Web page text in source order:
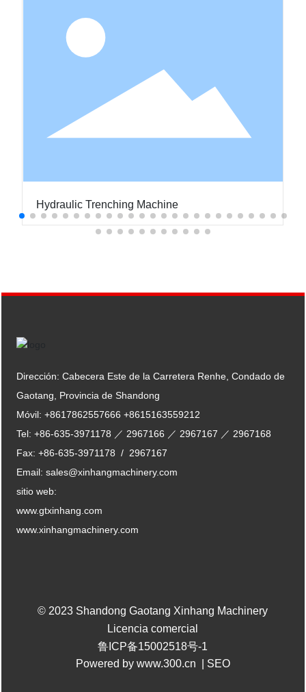
Hydraulic Trenching Machine
Dirección: Cabecera Este de la Carretera Renhe, Condado de
Gaotang, Provincia de Shandong
Móvil:+8617862557666 +8615163559212
Tel:+86-635-3971178 ／ 2967166 ／ 2967167 ／ 2967168
Fax:+86-635-3971178 / 2967167
Email:sales@xinhangmachinery.com
sitio web:
www.gtxinhang.com
www.xinhangmachinery.com
© 2023 Shandong Gaotang Xinhang Machinery
Licencia comercial
鲁ICP备15002518号-1
Powered by www.300.cn
SEO